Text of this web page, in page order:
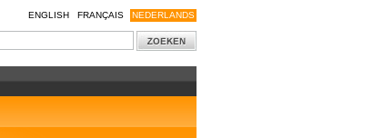
ENGLISH FRANÇAIS NEDERLANDS